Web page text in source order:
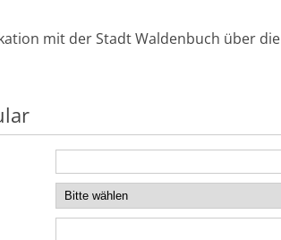
mit der Stadt Waldenbuch über die